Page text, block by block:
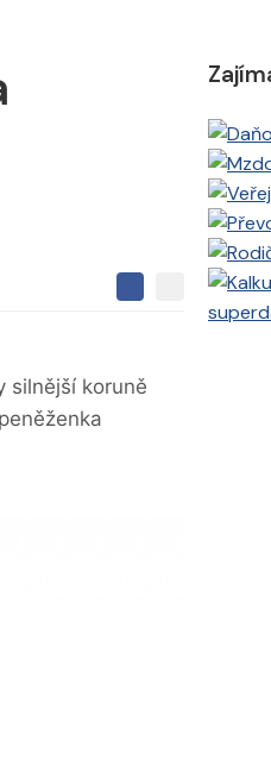
S
l
S
j
silnější koruně